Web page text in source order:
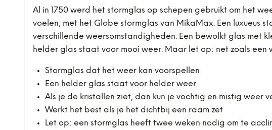
Al in 1750 werd het stormglas op schepen gebruikt om het
voelen, met het Globe stormglas van MikaMax. Een luxueus
verschillende weersomstandigheden. Een bewolkt glas met
helder glas staat voor mooi weer. Maar let op: net zoals
Stormglas dat het weer kan voorspellen
Een helder glas staat voor helder weer
Als je de kristallen ziet, dan kun je vochtig en mistig weer
Werkt het best als je het dichtbij een raam zet
Let op: een stormglas heeft twee weken nodig om te